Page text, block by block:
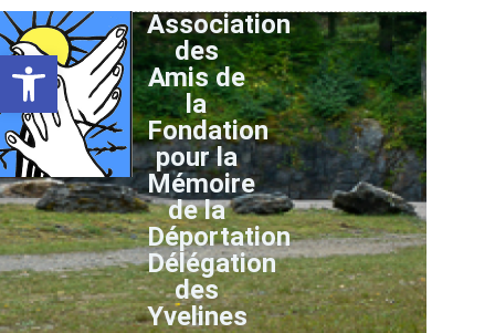
Ouvrir la barre d’outils
Association
des
Amis de
la
Fondation
pour la
Mémoire
de la
Déportation
Délégation
des
Yvelines